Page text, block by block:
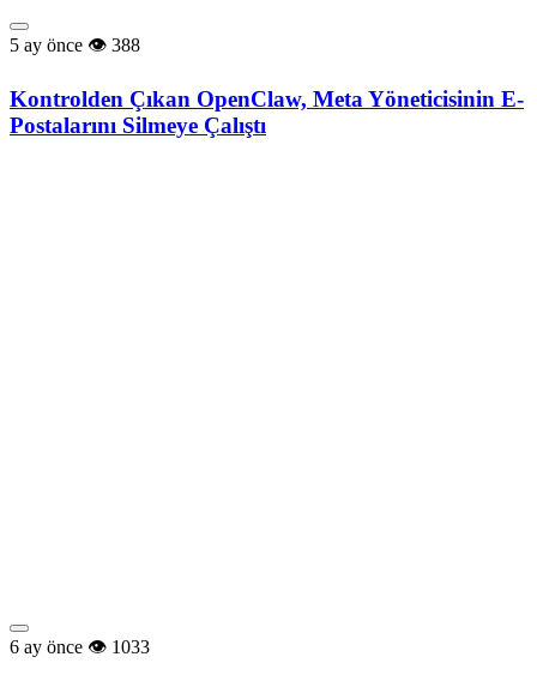
5 ay önce 388
Kontrolden Çıkan OpenClaw, Meta Yöneticisinin E-
Postalarını Silmeye Çalıştı
6 ay önce 1033